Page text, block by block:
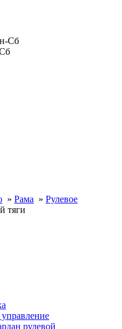
Сб
» Рама » Рулевое
тяги
управление
рулевой